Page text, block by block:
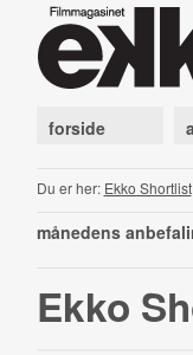
forside
Du er her: Ekko Shortlist
månedens
Ekko